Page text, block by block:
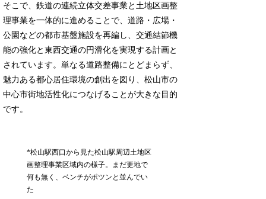
そこで、鉄道の連続立体交差事業と土地区画整
理事業を一体的に進めることで、道路・広場・
公園などの都市基盤施設を再編し、交通結節機
能の強化と東西交通の円滑化を実現する計画と
されています。単なる道路整備にとどまらず、
魅力ある都心居住環境の創出を図り、松山市の
中心市街地活性化につなげることが大きな目的
です。
*松山駅西口から見た松山駅周辺土地区
画整理事業区域内の様子。まだ更地で
何も無く、ベンチがポツンと並んでい
た